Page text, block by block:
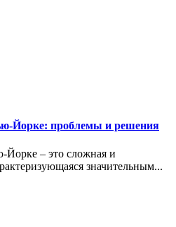
Йорке: проблемы и решения
Йорке – это сложная и
значительным...